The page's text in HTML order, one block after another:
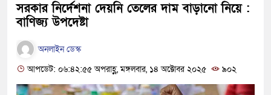
সরকার নির্দেশনা দেয়নি তেলের দাম বাড়ানো নিয়ে :
বাণিজ্য উপদেষ্টা
অনলাইন ডেস্ক
আপডেট: ০৬:৪২:৫৫ অপরাহ্ণ, মঙ্গলবার, ১৪ অক্টোবর ২০২৫
৯০২